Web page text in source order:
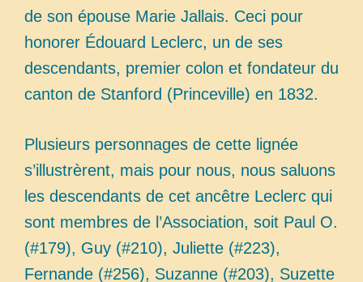
de son épouse Marie Jallais. Ceci pour
honorer Édouard Leclerc, un de ses
descendants, premier colon et fondateur du
canton de Stanford (Princeville) en 1832.
Plusieurs personnages de cette lignée
s’illustrèrent, mais pour nous, nous saluons
les descendants de cet ancêtre Leclerc qui
sont membres de l’Association, soit Paul O.
(#179), Guy (#210), Juliette (#223),
Fernande (#256), Suzanne (#203), Suzette